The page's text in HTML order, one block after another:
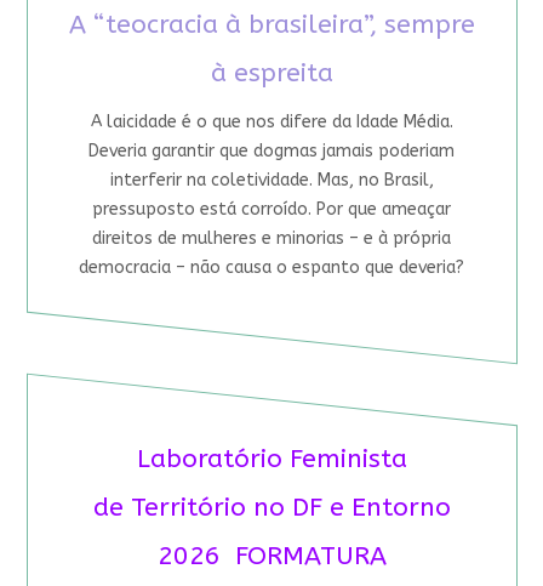
A “teocracia à brasileira”, sempre
à espreita
A laicidade é o que nos difere da Idade Média.
Deveria garantir que dogmas jamais poderiam
interferir na coletividade. Mas, no Brasil,
pressuposto está corroído. Por que ameaçar
direitos de mulheres e minorias – e à própria
democracia – não causa o espanto que deveria?
Laboratório Feminista
de Território no DF e Entorno
2026 FORMATURA